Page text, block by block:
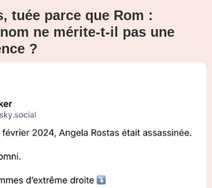
tuée parce que Rom :
ne mérite-t-il pas une
?